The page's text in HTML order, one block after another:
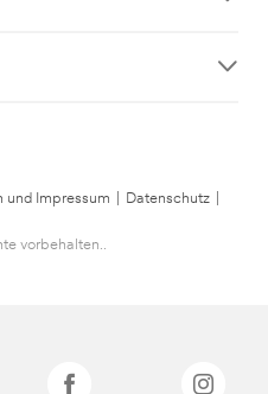
und Impressum Datenschutz
vorbehalten..